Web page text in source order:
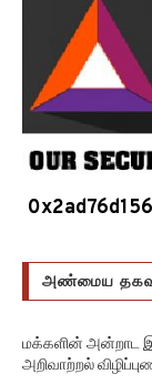
அண்மைய
மக்களின் அன்றாட
அறிவாற்றல்